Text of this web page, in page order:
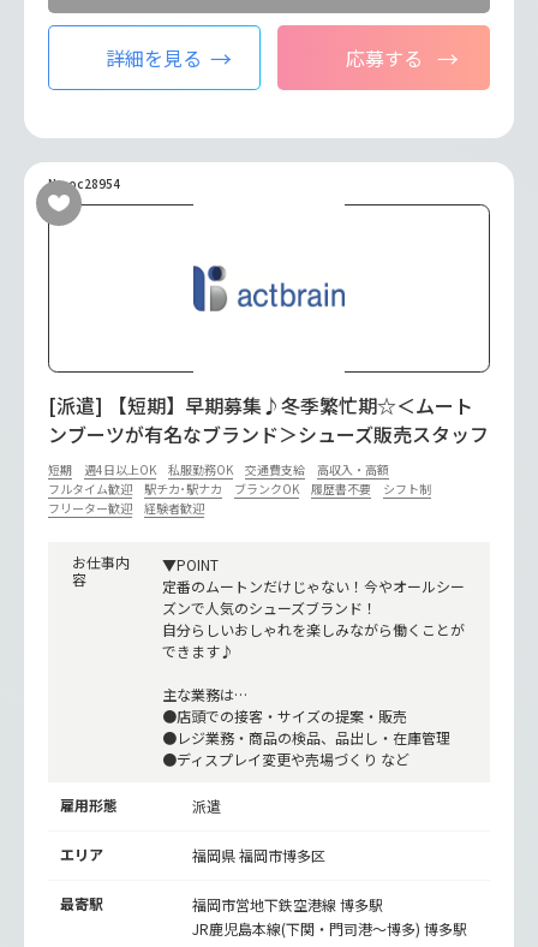
詳細を見る 応募する
No.oc28954
[派遣] 【短期】早期募集♪冬季繁忙期☆＜ムート
ンブーツが有名なブランド＞シューズ販売スタッフ
短期 週4日以上OK 私服勤務OK 交通費支給
高収入・高額
フルタイム歓迎
駅チカ･駅ナカ ブランクOK 履歴書不要
シフト制
フリーター歓迎
経験者歓迎
お仕事内
容
▼POINT
定番のムートンだけじゃない！今やオールシー
ズンで人気のシューズブランド！
自分らしいおしゃれを楽しみながら働くことが
できます♪
主な業務は…
●店頭での接客・サイズの提案・販売
●レジ業務・商品の検品、品出し・在庫管理
●ディスプレイ変更や売場づくり など
雇用形態 派遣
エリア 福岡県 福岡市博多区
最寄駅 福岡市営地下鉄空港線博多駅
JR鹿児島本線(下関・門司港～博多)博多駅